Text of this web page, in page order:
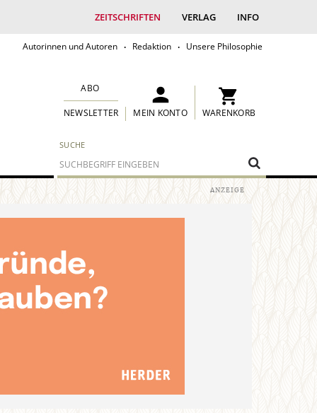
ZEITSCHRIFTEN VERLAG INFO
Autorinnen und Autoren Redaktion Unsere Philosophie
SUCHE
ABO
NEWSLETTER MEIN KONTO WARENKORB